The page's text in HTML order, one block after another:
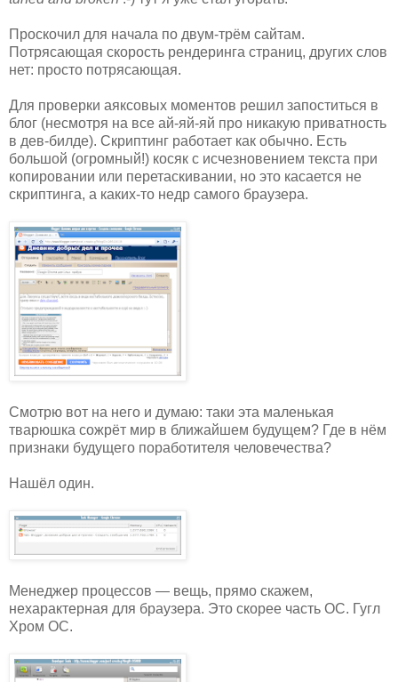
Проскочил для начала по двум-трём сайтам.
Потрясающая скорость рендеринга страниц, других слов
нет: просто потрясающая.
Для проверки аяксовых моментов решил запоститься в
блог (несмотря на все ай-яй-яй про никакую приватность
в дев-билде). Скриптинг работает как обычно. Есть
большой (огромный!) косяк с исчезновением текста при
копировании или перетаскивании, но это касается не
скриптинга, а каких-то недр самого браузера.
Смотрю вот на него и думаю: таки эта маленькая
тварюшка сожрёт мир в ближайшем будущем? Где в нём
признаки будущего поработителя человечества?
Нашёл один.
Менеджер процессов — вещь, прямо скажем,
нехарактерная для браузера. Это скорее часть ОС. Гугл
Хром ОС.